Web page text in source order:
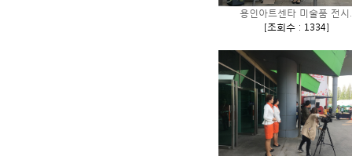
용인아트센타 미술품 전시
[조회수 : 1334]